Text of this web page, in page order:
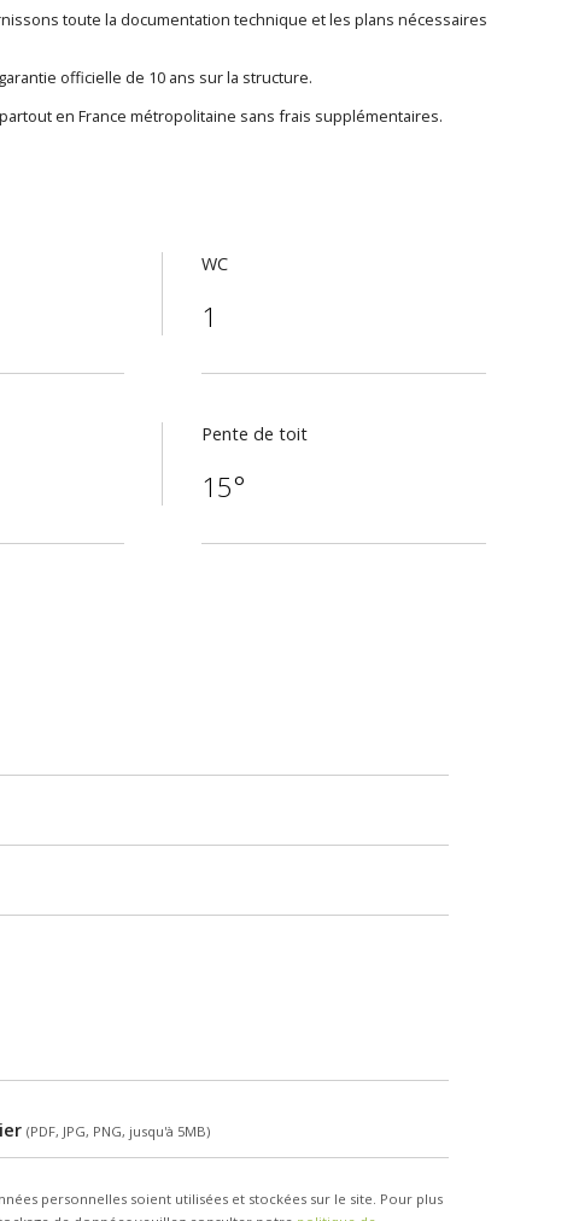
toute la documentation technique et les plans nécessaires
officielle de 10 ans sur la structure.
en France métropolitaine sans frais supplémentaires.
WC
1
Pente de toit
15°
(PDF, JPG, PNG, jusqu'à 5MB)
personnelles soient utilisées et stockées sur le site. Pour plus